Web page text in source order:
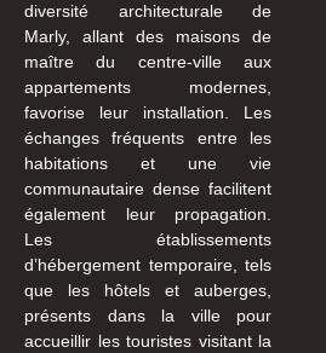
diversité architecturale de
Marly, allant des maisons de
maître du centre-ville aux
appartements modernes,
favorise leur installation. Les
échanges fréquents entre les
habitations et une vie
communautaire dense facilitent
également leur propagation.
Les établissements
d’hébergement temporaire, tels
que les hôtels et auberges,
présents dans la ville pour
accueillir les touristes visitant la